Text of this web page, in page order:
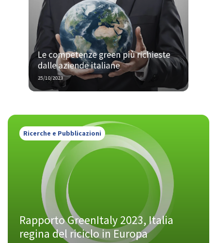
Le competenze green più richieste
dalle aziende italiane
25/10/2023
Ricerche e Pubblicazioni
Rapporto GreenItaly 2023, Italia
regina del riciclo in Europa